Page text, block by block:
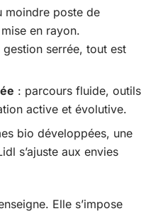
moindre poste de
en rayon.
serrée, tout est
: parcours fluide, outils
active et évolutive.
bio développées, une
s’ajuste aux envies
Elle s’impose